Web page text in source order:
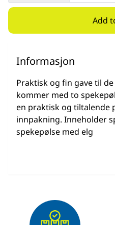
Informasjon
Praktisk og fin gave til
kommer med to
en praktisk og tiltalende
innpakning. Inneholder
spekepølse med elg